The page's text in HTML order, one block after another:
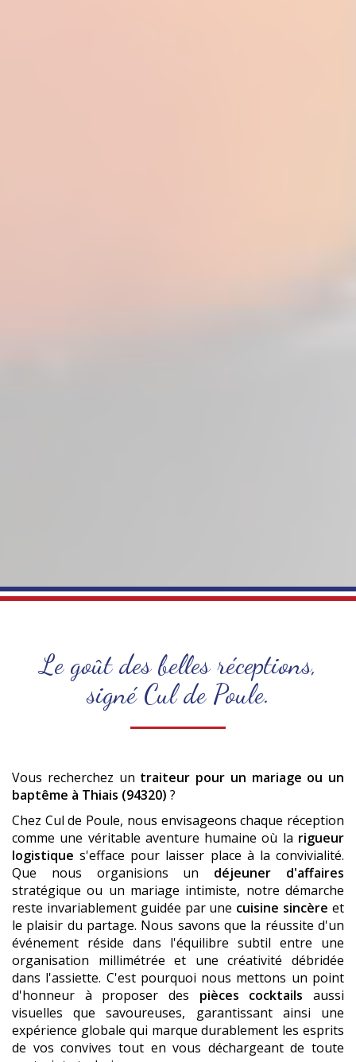
Le goût des belles réceptions,
signé Cul de Poule.
Vous recherchez un traiteur pour un mariage ou un
baptême à Thiais (94320) ?
Chez Cul de Poule, nous envisageons chaque réception
comme une véritable aventure humaine où la rigueur
logistique s'efface pour laisser place à la convivialité.
Que nous organisions un déjeuner d'affaires
stratégique ou un mariage intimiste, notre démarche
reste invariablement guidée par une cuisine sincère et
le plaisir du partage. Nous savons que la réussite d'un
événement réside dans l'équilibre subtil entre une
organisation millimétrée et une créativité débridée
dans l'assiette. C'est pourquoi nous mettons un point
d'honneur à proposer des pièces cocktails aussi
visuelles que savoureuses, garantissant ainsi une
expérience globale qui marque durablement les esprits
de vos convives tout en vous déchargeant de toute